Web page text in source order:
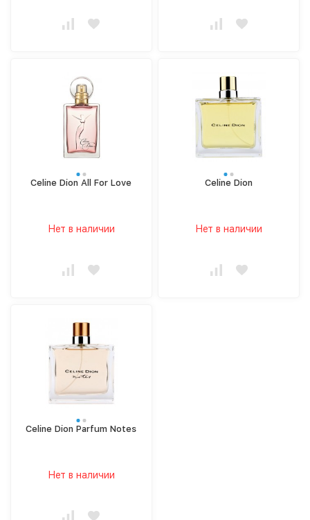
Celine Dion All For Love
Нет в наличии
Celine Dion
Нет в наличии
Celine Dion Parfum Notes
Нет в наличии